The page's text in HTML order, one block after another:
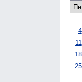
Пн
4
11
18
25